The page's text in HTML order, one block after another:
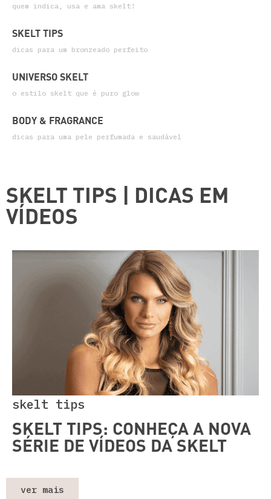
quem indica, usa e ama skelt!
SKELT TIPS
dicas para um bronzeado perfeito
UNIVERSO SKELT
o estilo skelt que é puro glow
BODY & FRAGRANCE
dicas para uma pele perfumada e saudável
SKELT TIPS | DICAS EM
VÍDEOS
skelt tips
SKELT TIPS: CONHEÇA A NOVA
SÉRIE DE VÍDEOS DA SKELT
ver mais